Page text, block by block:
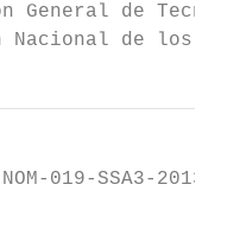
General de
Nacional de los
019-SSA3-2013,